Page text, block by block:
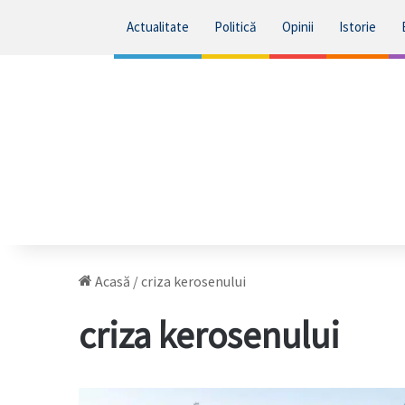
Actualitate Politică Opinii Istorie
Acasă /criza kerosenului
criza kerosenului